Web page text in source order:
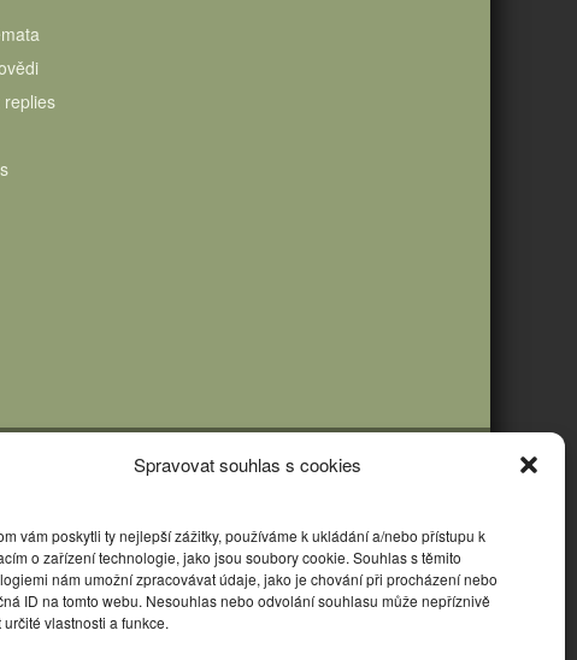
Spravovat souhlas s cookies
vám poskytli ty nejlepší zážitky, používáme k ukládání a/nebo přístupu k
o zařízení technologie, jako jsou soubory cookie. Souhlas s těmito
nám umožní zpracovávat údaje, jako je chování při procházení nebo
ID na tomto webu. Nesouhlas nebo odvolání souhlasu může nepříznivě
vlastnosti a funkce.
replies